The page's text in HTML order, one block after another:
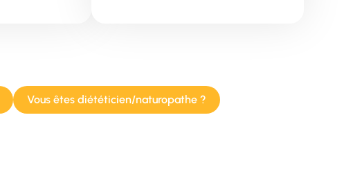
Vous êtes diététicien/naturopathe ?